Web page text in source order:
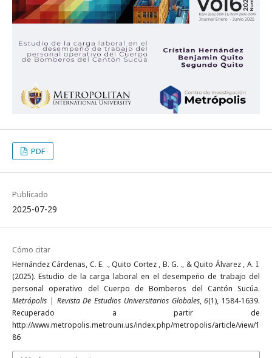
PDF
Publicado
2025-07-29
Cómo citar
Hernández Cárdenas, C. E. ., Quito Cortez , B. G. ., & Quito Álvarez , A. I.
(2025). Estudio de la carga laboral en el desempeño de trabajo del
personal operativo del Cuerpo de Bomberos del Cantón Sucúa.
Metrópolis | Revista De Estudios Universitarios Globales,6(1), 1584-1639.
Recuperado a partir de
http://www.metropolis.metrouni.us/index.php/metropolis/article/view/1
86